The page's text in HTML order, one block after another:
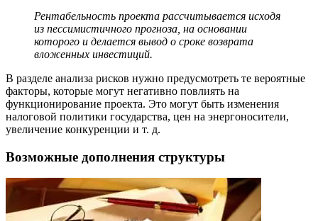
Рентабельность проекта рассчитывается исходя
из пессимистичного прогноза, на основании
которого и делается вывод о сроке возврата
вложенных инвестиций.
В разделе анализа рисков нужно предусмотреть те вероятные
факторы, которые могут негативно повлиять на
функционирование проекта. Это могут быть изменения
налоговой политики государства, цен на энергоносители,
увеличение конкуренции и т. д.
Возможные дополнения структуры